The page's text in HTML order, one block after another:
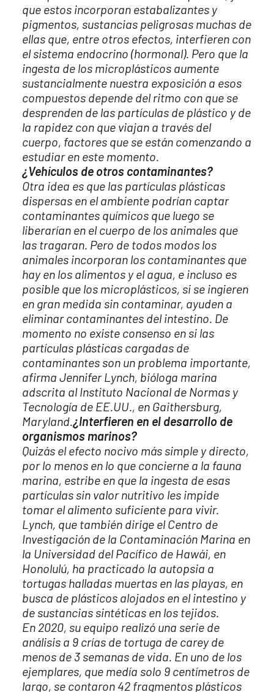
que estos incorporan estabalizantes y
pigmentos, sustancias peligrosas muchas de
ellas que, entre otros efectos, interfieren con
el sistema endocrino (hormonal). Pero que la
ingesta de los microplásticos aumente
sustancialmente nuestra exposición a esos
compuestos depende del ritmo con que se
desprenden de las partículas de plástico y de
la rapidez con que viajan a través del
cuerpo, factores que se están comenzando a
estudiar en este momento.
¿Vehículos de otros contaminantes?
Otra idea es que las partículas plásticas
dispersas en el ambiente podrían captar
contaminantes químicos que luego se
liberarían en el cuerpo de los animales que
las tragaran. Pero de todos modos los
animales incorporan los contaminantes que
hay en los alimentos y el agua, e incluso es
posible que los microplásticos, si se ingieren
en gran medida sin contaminar, ayuden a
eliminar contaminantes del intestino. De
momento no existe consenso en si las
partículas plásticas cargadas de
contaminantes son un problema importante,
afirma Jennifer Lynch, bióloga marina
adscrita al Instituto Nacional de Normas y
Tecnología de EE.UU., en Gaithersburg,
Maryland.¿Interfieren en el desarrollo de
organismos marinos?
Quizás el efecto nocivo más simple y directo,
por lo menos en lo que concierne a la fauna
marina, estribe en que la ingesta de esas
partículas sin valor nutritivo les impide
tomar el alimento suficiente para vivir.
Lynch, que también dirige el Centro de
Investigación de la Contaminación Marina en
la Universidad del Pacífico de Hawái, en
Honolulú, ha practicado la autopsia a
tortugas halladas muertas en las playas, en
busca de plásticos alojados en el intestino y
de sustancias sintéticas en los tejidos.
En 2020, su equipo realizó una serie de
análisis a 9 crías de tortuga de carey de
menos de 3 semanas de vida. En uno de los
ejemplares, que medía solo 9 centímetros de
largo, se contaron 42 fragmentos plásticos